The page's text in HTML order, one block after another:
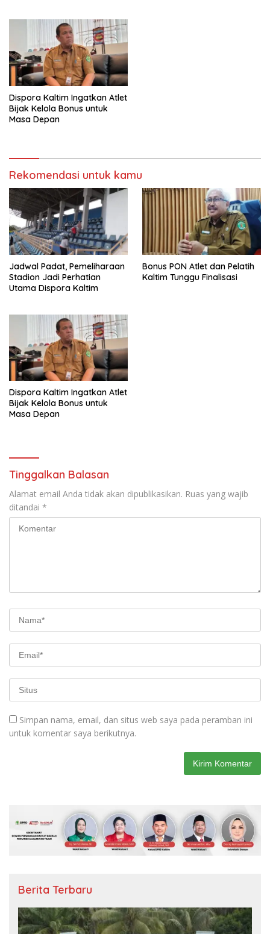
Dispora Kaltim Ingatkan Atlet
Bijak Kelola Bonus untuk
Masa Depan
Rekomendasi untuk kamu
Jadwal Padat, Pemeliharaan
Stadion Jadi Perhatian
Utama Dispora Kaltim
Bonus PON Atlet dan Pelatih
Kaltim Tunggu Finalisasi
Dispora Kaltim Ingatkan Atlet
Bijak Kelola Bonus untuk
Masa Depan
Tinggalkan Balasan
Alamat email Anda tidak akan dipublikasikan. Ruas yang wajib
ditandai *
Simpan nama, email, dan situs web saya pada peramban ini
untuk komentar saya berikutnya.
Berita Terbaru